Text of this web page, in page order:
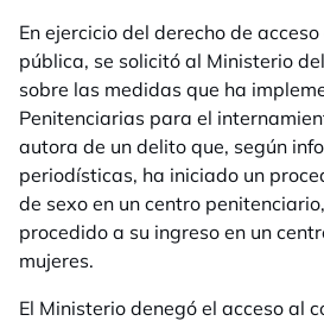
En ejercicio del derecho de
pública, se solicitó al Ministerio
sobre las medidas que ha
Penitenciarias para el
autora de un delito que, según
periodísticas, ha iniciado un
de sexo en un centro
procedido a su ingreso en un
mujeres.
El Ministerio denegó el acceso al